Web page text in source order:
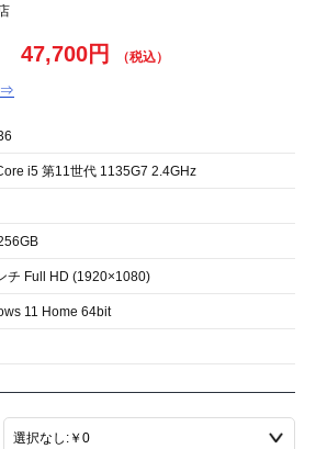
⇒
47,700円
i5 第11世代 1135G7 2.4GHz
チ Full HD (1920×1080)
11 Home 64bit